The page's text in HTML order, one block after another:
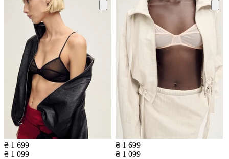
₴ 1 699
₴ 1 099
₴ 1 699
₴ 1 099